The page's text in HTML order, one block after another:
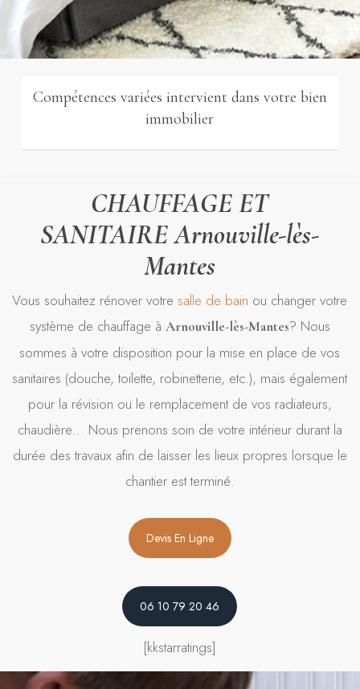
Compétences variées intervient dans votre bien
immobilier
CHAUFFAGE ET
SANITAIRE Arnouville-lès-
Mantes
Vous souhaitez rénover votre salle de bain ou changer votre
système de chauffage à Arnouville-lès-Mantes? Nous
sommes à votre disposition pour la mise en place de vos
sanitaires (douche, toilette, robinetterie, etc.), mais également
pour la révision ou le remplacement de vos radiateurs,
chaudière… Nous prenons soin de votre intérieur durant la
durée des travaux afin de laisser les lieux propres lorsque le
chantier est terminé.
Devis En Ligne
06 10 79 20 46
[kkstarratings]